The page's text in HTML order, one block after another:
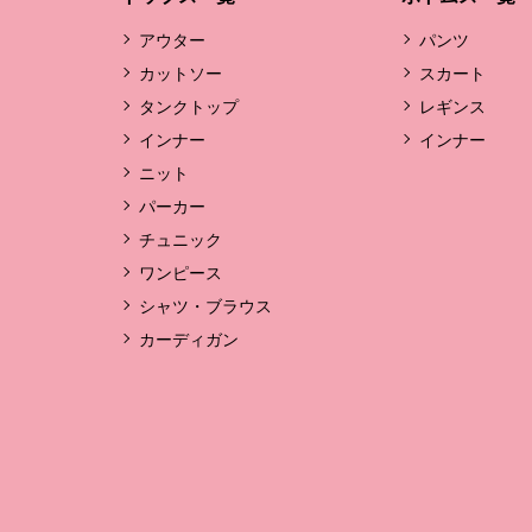
アウター
カットソー
タンクトップ
インナー
ニット
パーカー
チュニック
ワンピース
シャツ・ブラウス
カーディガン
パンツ
スカート
レギンス
インナー